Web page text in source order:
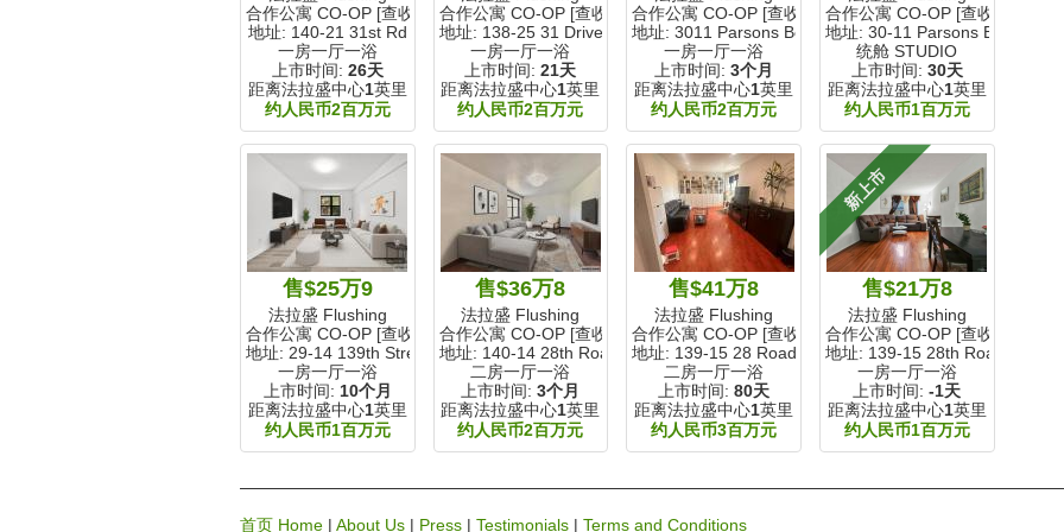
合作公寓 CO-OP [查收入]
地址: 140-21 31st Rd
一房一厅一浴
上市时间: 26天
距离法拉盛中心1英里
约人民币2百万元
合作公寓 CO-OP [查收入]
地址: 138-25 31 Drive
一房一厅一浴
上市时间:21天
距离法拉盛中心1英里
约人民币2百万元
合作公寓 CO-OP [查收入]
地址: 3011 Parsons Boulevard
一房一厅一浴
上市时间:3个月
距离法拉盛中心1英里
约人民币2百万元
合作公寓 CO-OP [查收入]
地址: 30-11 Parsons Boulevard
统舱 STUDIO
上市时间: 30天
距离法拉盛中心1英里
约人民币1百万元
售$25万9
法拉盛 Flushing
合作公寓 CO-OP [查收入]
地址: 29-14 139th Street
一房一厅一浴
上市时间: 10个月
距离法拉盛中心1英里
约人民币1百万元
售$36万8
法拉盛 Flushing
合作公寓 CO-OP [查收入]
地址: 140-14 28th Road
二房一厅一浴
上市时间:3个月
距离法拉盛中心1英里
约人民币2百万元
售$41万8
法拉盛 Flushing
合作公寓 CO-OP [查收入]
地址: 139-15 28 Road
二房一厅一浴
上市时间:80天
距离法拉盛中心1英里
约人民币3百万元
新上市
售$21万8
法拉盛 Flushing
合作公寓 CO-OP [查收入]
地址: 139-15 28th Road
一房一厅一浴
上市时间:-1天
距离法拉盛中心1英里
约人民币1百万元
首页 Home | About Us | Press | Testimonials | Terms and Conditions